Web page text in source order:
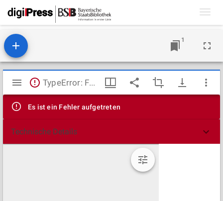
1
Mirador
Viewer
TypeError: Failed to fetch
Es ist ein Fehler aufgetreten
Technische Details